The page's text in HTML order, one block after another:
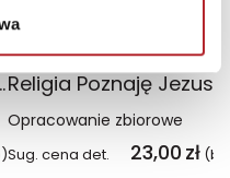
3 wyd. 2025
Opracowanie zbiorowe
Sug. cena det. 23,00 zł